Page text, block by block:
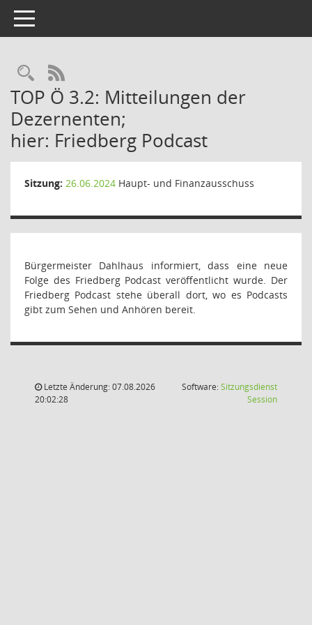
Toggle navigation
Rechercheauswahl
RSS-Feed
TOP Ö 3.2: Mitteilungen der
Dezernenten;
hier: Friedberg Podcast
Sitzung: 26.06.2024 Haupt- und Finanzausschuss
Bürgermeister Dahlhaus informiert, dass eine neue
Folge des Friedberg Podcast veröffentlicht wurde. Der
Friedberg Podcast stehe überall dort, wo es Podcasts
gibt zum Sehen und Anhören bereit.
Letzte Änderung: 07.08.2026
20:02:28
Software:Sitzungsdienst
Session(Wird in